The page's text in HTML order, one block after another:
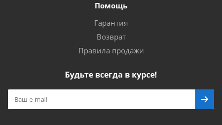
Помощь
Гарантия
Возврат
Правила продажи
Будьте всегда в курсе!